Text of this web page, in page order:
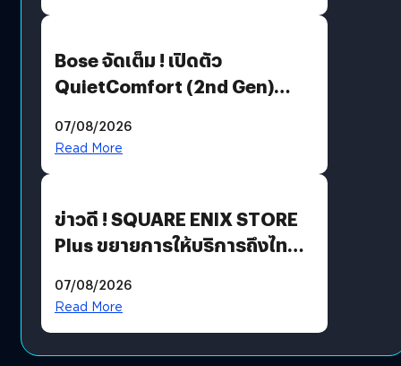
Bose จัดเต็ม ! เปิดตัว
QuietComfort (2nd Gen)
07/08/2026
Read More
ข่าวดี ! SQUARE ENIX STORE
Plus ขยายการให้บริการถึงไทย
โดยตรง
07/08/2026
Read More